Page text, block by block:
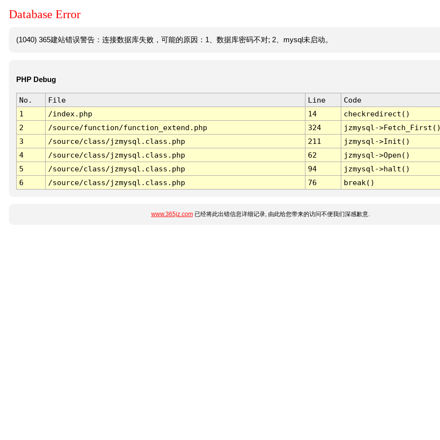
Database Error
(1040) 365建站错误警告：连接数据库失败，可能的原因：1、数据库密码不对; 2、mysql未启动。
PHP Debug
No. File Line
Code
1
/index.php 14
checkredirect()
2
/source/function/function_extend.php 324
jzmysql-
3
/source/class/jzmysql.class.php 211
jzmysql->Init()
4
/source/class/jzmysql.class.php 62
jzmysql->Open()
5
/source/class/jzmysql.class.php 94
jzmysql->halt()
6
/source/class/jzmysql.class.php 76 break()
www.365jz.com已经将此出错信息详细记录, 由此给您带来的访问不便我们深感歉意.